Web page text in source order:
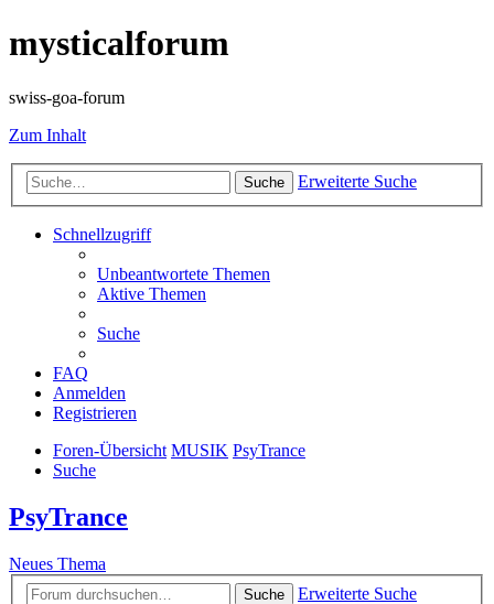
mysticalforum
swiss-goa-forum
Zum Inhalt
Suche Erweiterte Suche
Schnellzugriff
Unbeantwortete Themen
Aktive Themen
Suche
FAQ
Anmelden
Registrieren
Foren-Übersicht MUSIK PsyTrance
Suche
PsyTrance
Neues Thema
Suche
Erweiterte Suche